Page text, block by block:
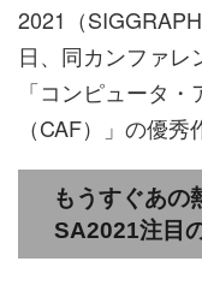
2021（
日、同カンファレ
「コンピュータ
（CAF）」の優秀
もうすぐあ
SA2021注目